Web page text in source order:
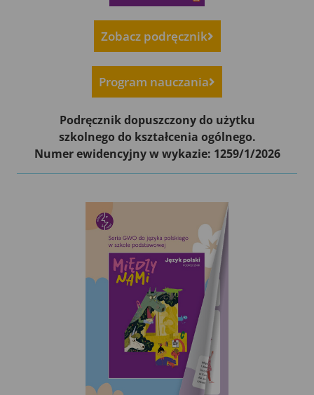
Zobacz podręcznik
Program nauczania
Podręcznik dopuszczony do użytku
szkolnego do kształcenia ogólnego.
Numer ewidencyjny w wykazie: 1259/1/2026